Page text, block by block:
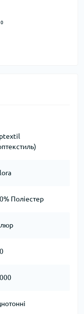
0
Поліестер